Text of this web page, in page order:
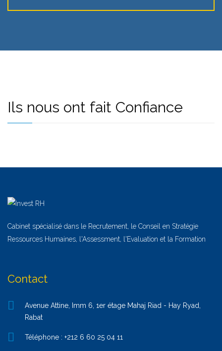
Ils nous ont fait Confiance
Cabinet spécialisé dans le Recrutement, le Conseil en Stratégie
Ressources Humaines, l'Assessment, l'Evaluation et la Formation
Contact
Avenue Attine, Imm 6, 1er étage Mahaj Riad - Hay Ryad,
Rabat
Téléphone : +212 6 60 25 04 11